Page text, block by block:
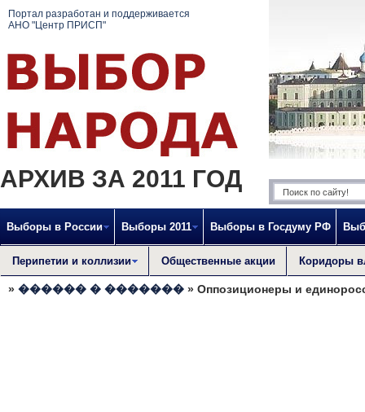
Портал разработан и поддерживается
АНО "Центр ПРИСП"
АРХИВ ЗА 2011 ГОД
Выборы в России Выборы 2011 Выборы в Госдуму РФ
Перипетии и коллизии Общественные акции Коридоры
» ������ � ������� » Оппозиционеры и